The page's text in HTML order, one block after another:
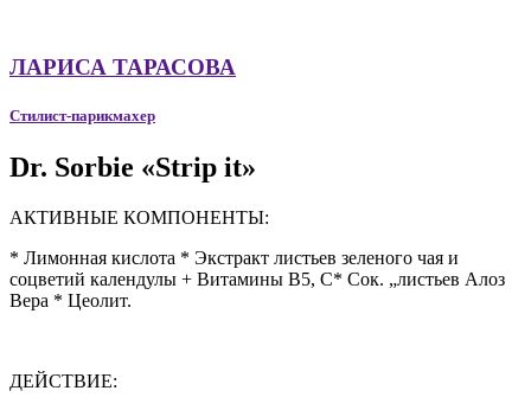
ЛАРИСА ТАРАСОВА
Стилист-парикмахер
Dr. Sorbie «Strip it»
АКТИВНЫЕ КОМПОНЕНТЫ:
* Лимонная кислота * Экстракт листьев зеленого чая и
соцветий календулы + Витамины В5, С* Сок. „листьев Алоз
Вера * Цеолит.
ДЕЙСТВИЕ: